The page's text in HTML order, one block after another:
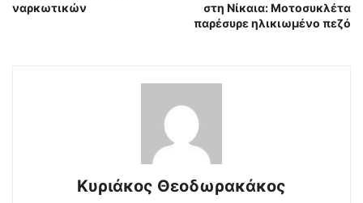
ναρκωτικών
στη Νίκαια: Μοτοσυκλέτα
παρέσυρε ηλικιωμένο πεζό
Κυριάκος Θεοδωρακάκος